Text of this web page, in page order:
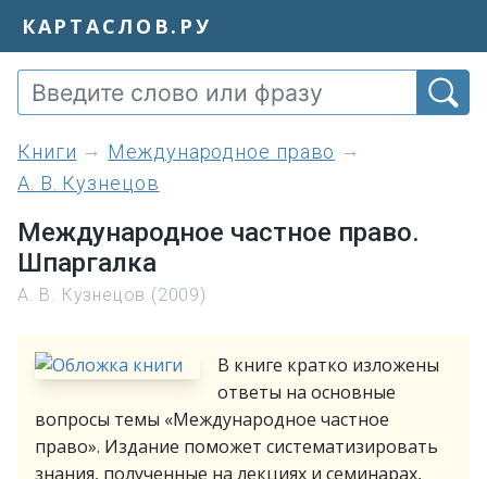
КАРТАСЛОВ.РУ
книги
Международное право
А. В. Кузнецов
Международное частное право.
Шпаргалка
А. В. Кузнецов (2009)
В книге кратко изложены
ответы на основные
вопросы темы «Международное частное
право». Издание поможет систематизировать
знания, полученные на лекциях и семинарах,